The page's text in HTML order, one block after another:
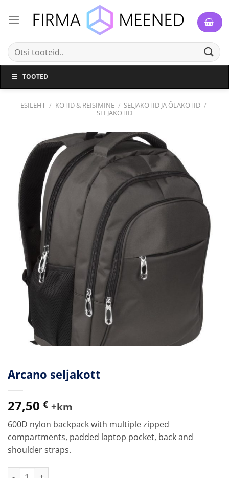
Otsi:
TOOTED
ESILEHT / KOTID & REISIMINE / SELJAKOTID JA ÕLAKOTID /
SELJAKOTID
Arcano seljakott
27,50 € +km
600D nylon backpack with multiple zipped
compartments, padded laptop pocket, back and
shoulder straps.
Arcano seljakott kogus